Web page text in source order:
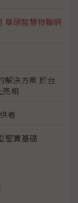
華碩智慧物聯網
解決方案 於台
相
者
堅實基礎